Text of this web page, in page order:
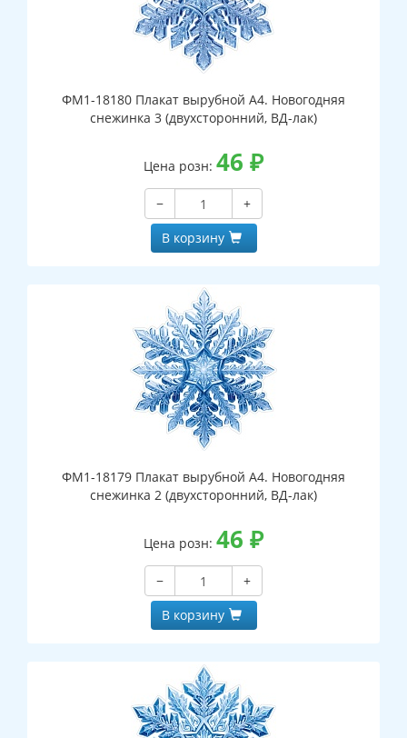
ФМ1-18180 Плакат вырубной А4. Новогодняя
снежинка 3 (двухсторонний, ВД-лак)
Цена розн: 46 ₽
−
+
В корзину
ФМ1-18179 Плакат вырубной А4. Новогодняя
снежинка 2 (двухсторонний, ВД-лак)
Цена розн: 46 ₽
−
+
В корзину